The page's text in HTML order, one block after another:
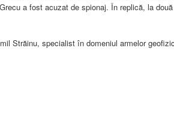
a fost acuzat de spionaj. În replică, la
Străinu, specialist în domeniul armelor